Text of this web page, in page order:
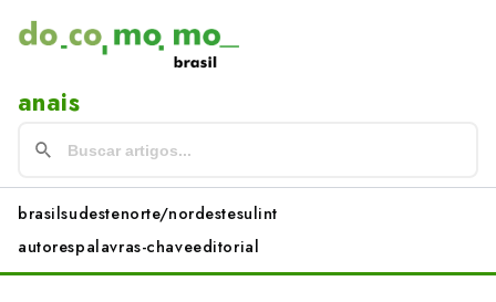
anais
brasilsudestenorte/nordestesulint
autorespalavras-chaveeditorial